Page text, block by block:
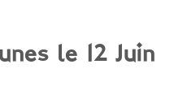
le 12 Juin